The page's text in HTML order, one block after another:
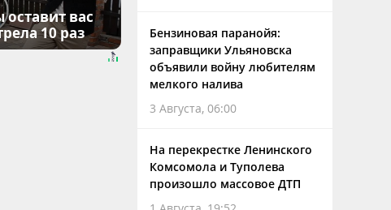
оставит вас
10 раз
Бензиновая паранойя:
заправщики Ульяновска
объявили войну любителям
мелкого налива
3 Августа, 06:00
На перекрестке Ленинского
Комсомола и Туполева
произошло массовое ДТП